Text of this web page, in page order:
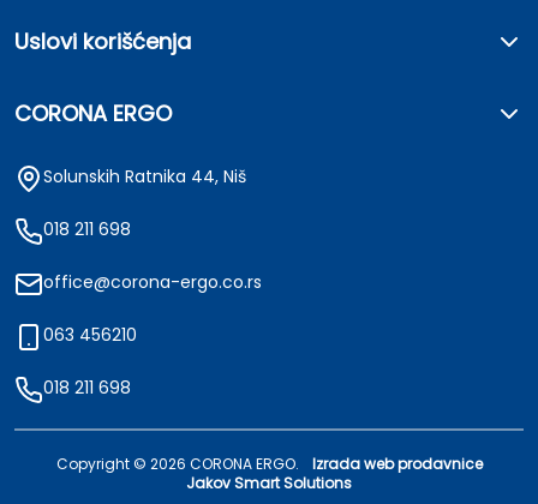
Uslovi korišćenja
CORONA ERGO
Solunskih Ratnika 44, Niš
018 211 698
office@corona-ergo.co.rs
063 456210
018 211 698
Copyright © 2026 CORONA ERGO.
Izrada web prodavnice
Jakov Smart Solutions